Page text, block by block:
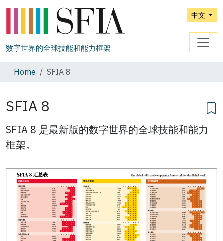
中文
数字世界的全球技能和能力框架
Home SFIA 8
SFIA 8
SFIA 8 是最新版的数字世界的全球技能和能力
框架。